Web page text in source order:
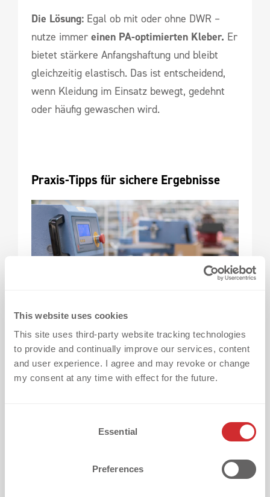
This website uses cookies
This site uses third-party website tracking technologies
to provide and continually improve our services, content
and user experience. I agree and may revoke or change
my consent at any time with effect for the future.
Essential
Preferences
Die Lösung: Egal ob mit oder ohne DWR –
nutze immer einen PA-optimierten Kleber. Er
bietet stärkere Anfangshaftung und bleibt
gleichzeitig elastisch. Das ist entscheidend,
wenn Kleidung im Einsatz bewegt, gedehnt
oder häufig gewaschen wird.
Praxis-Tipps für sichere Ergebnisse
✅Teste auf deinem Originaltextil. Kein Stoff
Messe regelmäßig mit einem externen
Thermometer – Anzeigen können um 5–10 °C